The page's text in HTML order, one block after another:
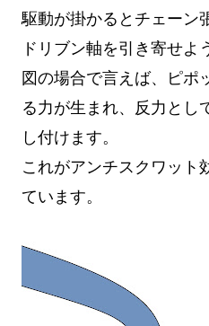
駆動が掛かるとチェーン
ドリブン軸を引き寄せ
図の場合で言えば、ピポ
る力が生まれ、反力とし
し付けます。
これがアンチスクワット
ています。